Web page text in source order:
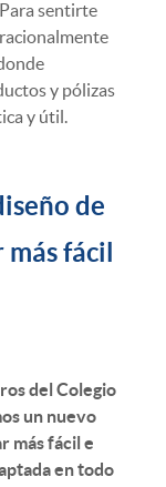
sentirte
y pólizas
y útil.
de
fácil
del Colegio
un nuevo
más fácil e
en todo